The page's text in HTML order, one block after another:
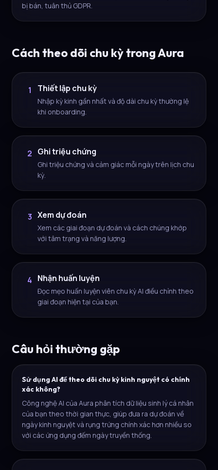
bị bán, tuân thủ GDPR.
Cách theo dõi chu kỳ trong Aura
1 Thiết lập chu kỳ
Nhập kỳ kinh gần nhất và độ dài chu kỳ thường lệ
khi onboarding.
2 Ghi triệu chứng
Ghi triệu chứng và cảm giác mỗi ngày trên lịch chu
kỳ.
3 Xem dự đoán
Xem các giai đoạn dự đoán và cách chúng khớp
với tâm trạng và năng lượng.
4 Nhận huấn luyện
Đọc mẹo huấn luyện viên chu kỳ AI điều chỉnh theo
giai đoạn hiện tại của bạn.
Câu hỏi thường gặp
Sử dụng AI để theo dõi chu kỳ kinh nguyệt có chính
xác không?
Công nghệ AI của Aura phân tích dữ liệu sinh lý cá nhân
của bạn theo thời gian thực, giúp đưa ra dự đoán về
ngày kinh nguyệt và rụng trứng chính xác hơn nhiều so
với các ứng dụng đếm ngày truyền thống.